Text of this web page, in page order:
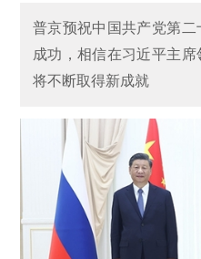
普京预祝中国共产党第
成功，相信在习近平主
将不断取得新成就